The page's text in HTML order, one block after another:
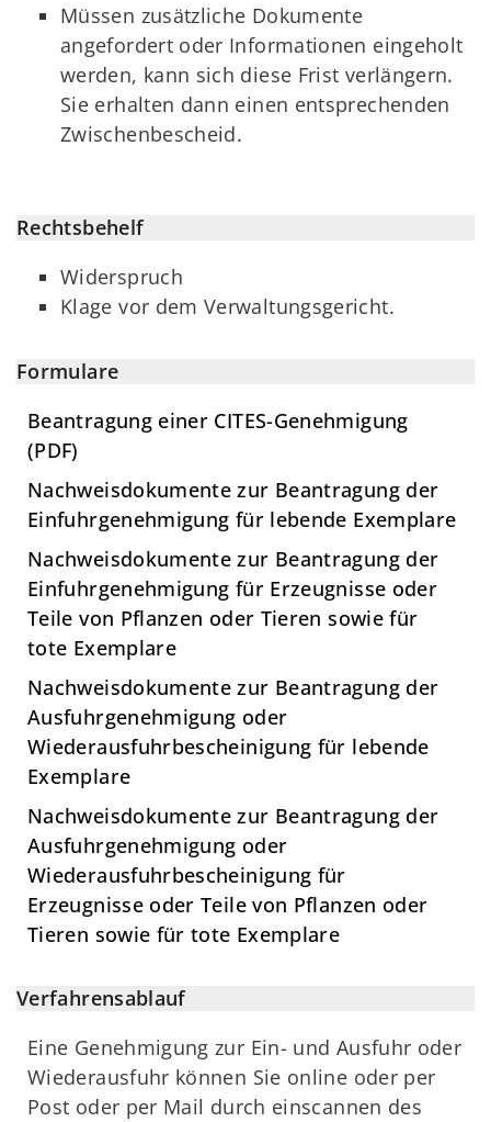
Müssen zusätzliche Dokumente
angefordert oder Informationen eingeholt
werden, kann sich diese Frist verlängern.
Sie erhalten dann einen entsprechenden
Zwischenbescheid.
Rechtsbehelf
Widerspruch
Klage vor dem Verwaltungsgericht.
Formulare
Beantragung einer CITES-Genehmigung
(PDF)
Nachweisdokumente zur Beantragung der
Einfuhrgenehmigung für lebende Exemplare
Nachweisdokumente zur Beantragung der
Einfuhrgenehmigung für Erzeugnisse oder
Teile von Pflanzen oder Tieren sowie für
tote Exemplare
Nachweisdokumente zur Beantragung der
Ausfuhrgenehmigung oder
Wiederausfuhrbescheinigung für lebende
Exemplare
Nachweisdokumente zur Beantragung der
Ausfuhrgenehmigung oder
Wiederausfuhrbescheinigung für
Erzeugnisse oder Teile von Pflanzen oder
Tieren sowie für tote Exemplare
Verfahrensablauf
Eine Genehmigung zur Ein- und Ausfuhr oder
Wiederausfuhr können Sie online oder per
Post oder per Mail durch einscannen des